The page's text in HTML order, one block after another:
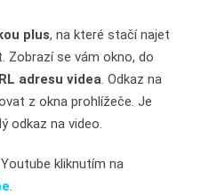
plus, na které stačí najet
Zobrazí se vám okno, do
adresu videa. Odkaz na
z okna prohlížeče. Je
odkaz na video.
kliknutím na
.